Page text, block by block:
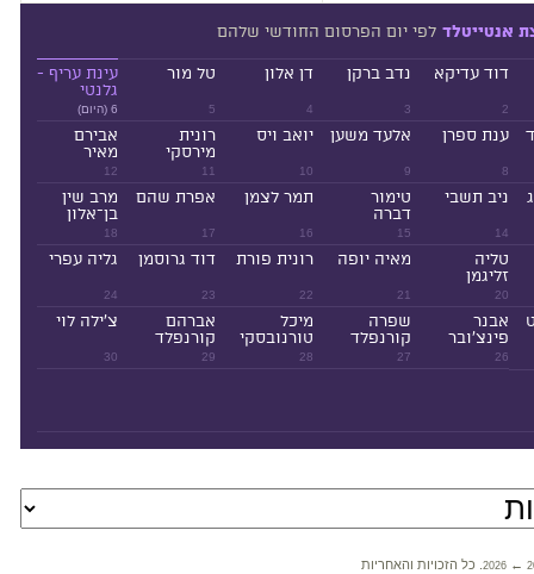
אנטייטלד לפי יום הפרסום החודשי שלהם
2
דוד עדיקא
3
נדב ברקן
4
דן אלון
5
טל מור
6 (היום)
עינת עריף -
גלנטי
8
ענת ספרן
9
אלעד משען
10
יואב ויס
11
רונית
מירסקי
12
אבירם
מאיר
14
ניב תשבי
15
טימור
דברה
16
תמר לצמן
17
אפרת שהם
18
מרב שין
בן־אלון
20
טליה
זליגמן
21
מאיה יופה
22
רונית פורת
23
דוד גרוסמן
24
גליה עפרי
26
אבנר
פינצ'ובר
27
שפרה
קורנפלד
28
מיכל
טורנובסקי
29
אברהם
קורנפלד
30
צ'ילה לוי
2026 ←
. כל הזכויות והאחריות